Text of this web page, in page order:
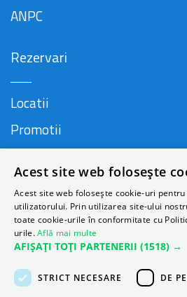
ANPC
Rezervari
Locatii
Promotii
Companie
Contact
Despre Autonom
Acest site web folosește
Acest site web folosește cookie-uri
utilizatorului. Prin utilizarea site-ului
toate cookie-urile în conformitate cu
urile.Află mai multe
AFIȘAȚI TOȚI PARTENERII (1518) →
STRICT NECESARE DE